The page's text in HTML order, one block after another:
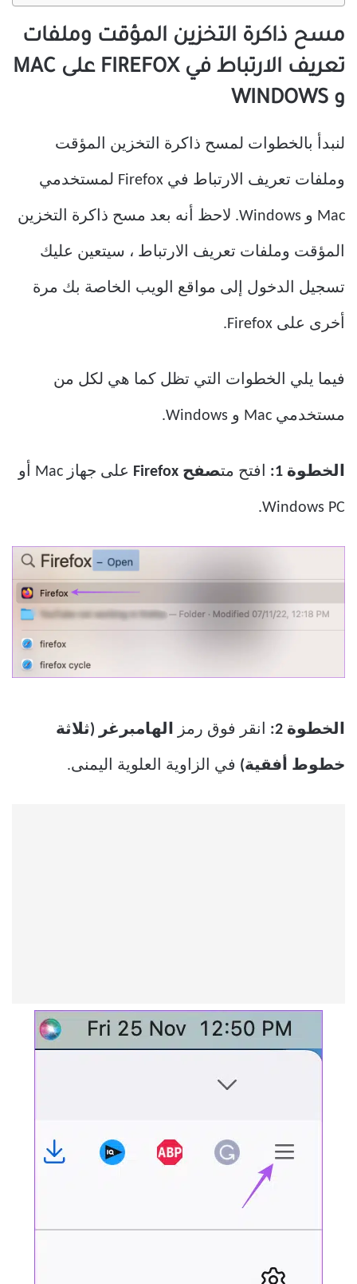
مسح ذاكرة التخزين المؤقت وملفات
تعريف الارتباط في FIREFOX على MAC
و WINDOWS
لنبدأ بالخطوات لمسح ذاكرة التخزين المؤقت
وملفات تعريف الارتباط في Firefox لمستخدمي
Mac و Windows. لاحظ أنه بعد مسح ذاكرة التخزين
المؤقت وملفات تعريف الارتباط ، سيتعين عليك
تسجيل الدخول إلى مواقع الويب الخاصة بك مرة
أخرى على Firefox.
فيما يلي الخطوات التي تظل كما هي لكل من
مستخدمي Mac و Windows.
الخطوة 1: افتح متصفح Firefox على جهاز Mac أو
Windows PC.
الخطوة 2: انقر فوق رمز الهامبرغر (ثلاثة
خطوط أفقية) في الزاوية العلوية اليمنى.